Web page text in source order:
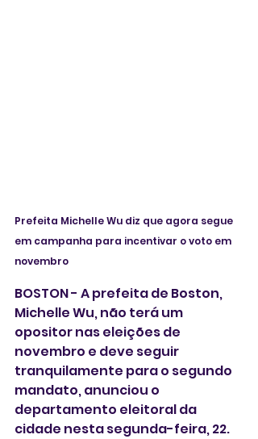
Prefeita Michelle Wu diz que agora segue
em campanha para incentivar o voto em
novembro
BOSTON - A prefeita de Boston,
Michelle Wu, não terá um
opositor nas eleições de
novembro e deve seguir
tranquilamente para o segundo
mandato, anunciou o
departamento eleitoral da
cidade nesta segunda-feira, 22.